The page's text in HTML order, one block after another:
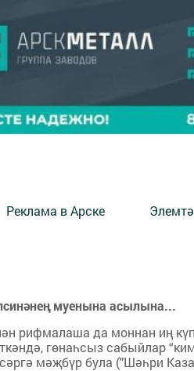
Реклама в Арске Элемтә
муенына асылына...
рифмалаша да моннан иң
гөнаһсыз сабыйлар
мәҗбүр була ("Шәһри